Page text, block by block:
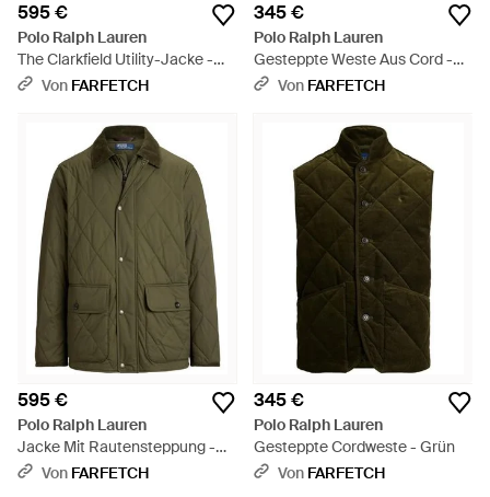
595 €
Polo Ralph Lauren
The Clarkfield Utility-Jacke -
GrünVon FARFETCH
345 €
Polo Ralph Lauren
Gesteppte Weste Aus Cord -
Braun
Von FARFETCH
595 €
Polo Ralph Lauren
Jacke Mit Rautensteppung -
GrünVon FARFETCH
345 €
Polo Ralph Lauren
Gesteppte Cordweste - Grün
Von FARFETCH